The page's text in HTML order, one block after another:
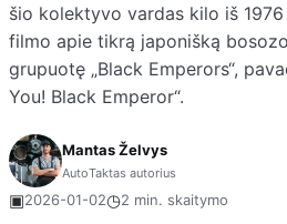
šio kolektyvo vardas kilo iš
filmo apie tikrą japonišką
grupuotę „Black Emperors“,
You! Black Emperor“.
Mantas Želvys
AutoTaktas autorius
▣2026-01-02◷2 min. skaitymo